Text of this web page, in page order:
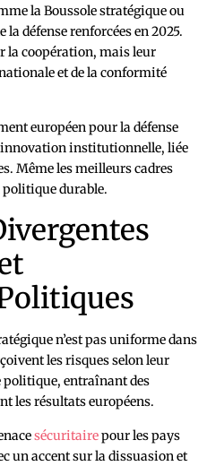
la Boussole stratégique ou
défense renforcées en 2025.
la coopération, mais leur
et de la conformité
européen pour la défense
institutionnelle, liée
Même les meilleurs cadres
durable.
n’est pas uniforme dans
les risques selon leur
politique, entraînant des
les résultats européens.
sécuritairepour les pays
un accent sur la dissuasion et